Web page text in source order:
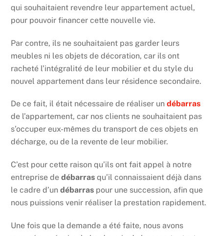
qui souhaitaient revendre leur appartement actuel,
pour pouvoir financer cette nouvelle vie.
Par contre, ils ne souhaitaient pas garder leurs
meubles ni les objets de décoration, car ils ont
racheté l’intégralité de leur mobilier et du style du
nouvel appartement dans leur résidence secondaire.
De ce fait, il était nécessaire de réaliser undébarras
de l’appartement, car nos clients ne souhaitaient pas
s’occuper eux-mêmes du transport de ces objets en
décharge, ou de la revente de leur mobilier.
C’est pour cette raison qu’ils ont fait appel à notre
entreprise dedébarras qu’il connaissaient déjà dans
le cadre d’undébarras pour une succession, afin que
nous puissions venir réaliser la prestation rapidement.
Une fois que la demande a été faite, nous avons